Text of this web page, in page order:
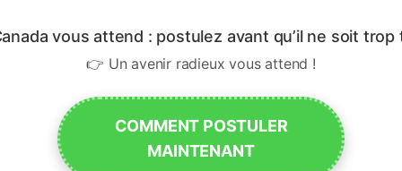
vous attend : postulez avant qu’il ne soit trop
👉 Un avenir radieux vous attend !
COMMENT POSTULER
MAINTENANT